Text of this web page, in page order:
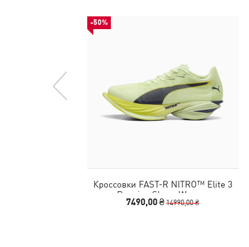
-50%
Кроссовки FAST-R NITRO™ Elite 3
Running Shoes Women
7490,00 ₴14990,00 ₴